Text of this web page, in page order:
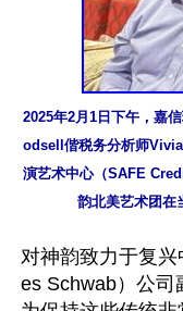
2025年2月1日下午，嘉
odsell偕税务分析师
演艺术中心（SAFE
韵北美艺术团在
对神韵致力于复
es Schwab）公司